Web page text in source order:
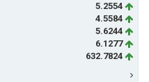
5.2554
4.5584
5.6244
6.1277
632.7824